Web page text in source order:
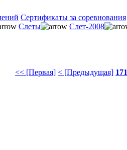
Сертификаты за соревнования
Слеты Слет-2008
<< [Первая] < [Предыдущая] 171